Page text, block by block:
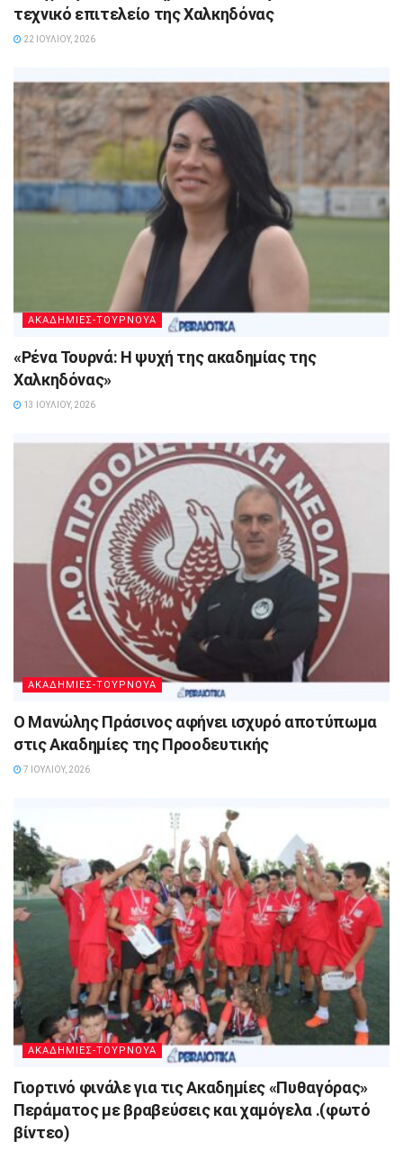
τεχνικό επιτελείο της Χαλκηδόνας
22 ΙΟΥΛΊΟΥ, 2026
ΑΚΑΔΗΜΙΕΣ-ΤΟΥΡΝΟΥΑ
«Ρένα Τουρνά: Η ψυχή της ακαδημίας της
Χαλκηδόνας»
13 ΙΟΥΛΊΟΥ, 2026
ΑΚΑΔΗΜΙΕΣ-ΤΟΥΡΝΟΥΑ
Ο Μανώλης Πράσινος αφήνει ισχυρό αποτύπωμα
στις Ακαδημίες της Προοδευτικής
7 ΙΟΥΛΊΟΥ, 2026
ΑΚΑΔΗΜΙΕΣ-ΤΟΥΡΝΟΥΑ
Γιορτινό φινάλε για τις Ακαδημίες «Πυθαγόρας»
Περάματος με βραβεύσεις και χαμόγελα .(φωτό
βίντεο)